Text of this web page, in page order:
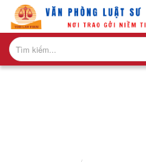
GIỚI
THIỆU